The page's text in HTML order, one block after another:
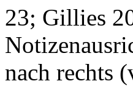
23; Gillies
nach rechts